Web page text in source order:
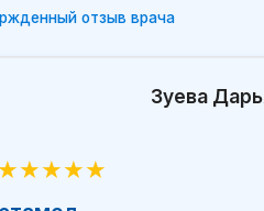
отзыв врача
Зуева
★★★★